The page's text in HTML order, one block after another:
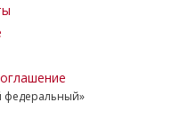
федеральный»